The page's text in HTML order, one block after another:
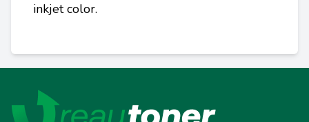
inkjet color.